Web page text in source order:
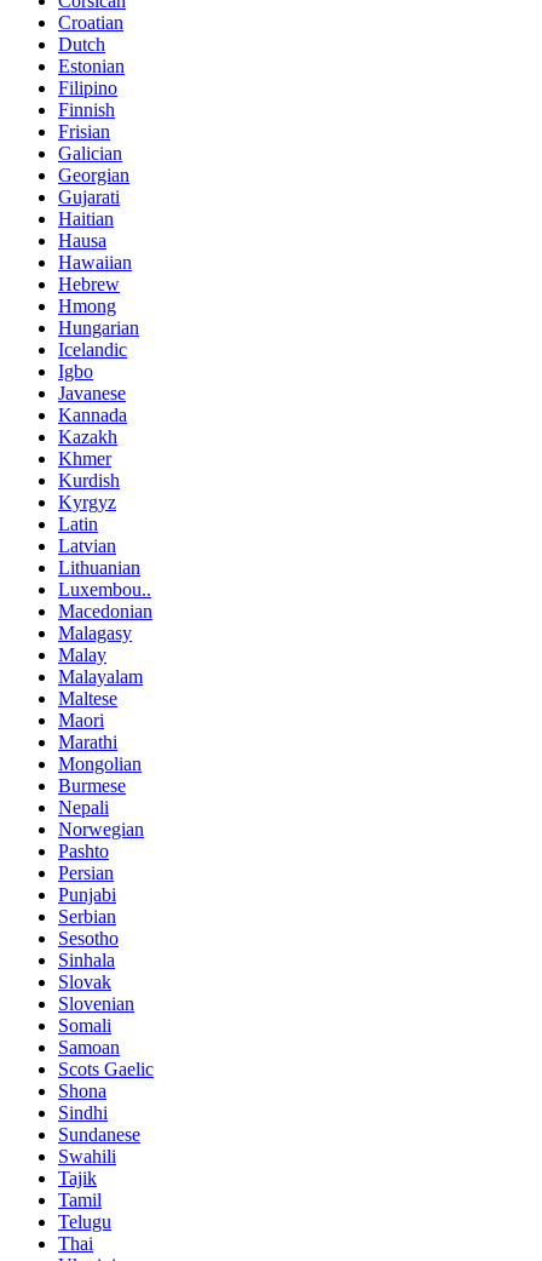
Croatian
Dutch
Estonian
Filipino
Finnish
Frisian
Galician
Georgian
Gujarati
Haitian
Hausa
Hawaiian
Hebrew
Hmong
Hungarian
Icelandic
Igbo
Javanese
Kannada
Kazakh
Khmer
Kurdish
Kyrgyz
Latin
Latvian
Lithuanian
Luxembou..
Macedonian
Malagasy
Malay
Malayalam
Maltese
Maori
Marathi
Mongolian
Burmese
Nepali
Norwegian
Pashto
Persian
Punjabi
Serbian
Sesotho
Sinhala
Slovak
Slovenian
Somali
Samoan
Scots Gaelic
Shona
Sindhi
Sundanese
Swahili
Tajik
Tamil
Telugu
Thai